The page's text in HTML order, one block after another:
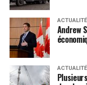
Andrew